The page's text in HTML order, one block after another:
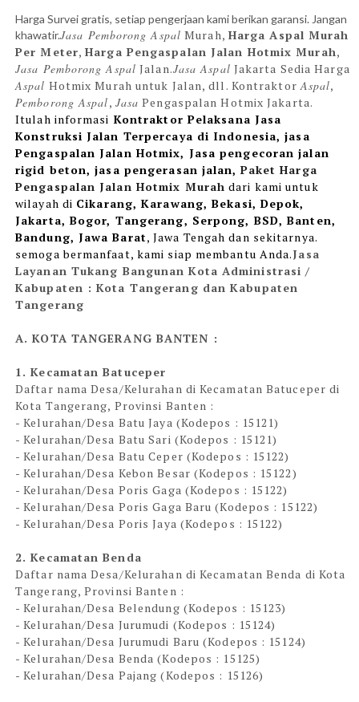
Harga Survei gratis, setiap pengerjaan kami berikan garansi. Jangan
khawatir.Jasa Pemborong Aspal Murah, Harga Aspal Murah
Per Meter,Harga Pengaspalan Jalan Hotmix Murah,
Jasa Pemborong Aspal Jalan.Jasa Aspal Jakarta Sedia Harga
Aspal Hotmix Murah untuk Jalan, dll. KontraktorAspal,
Pemborong Aspal, Jasa Pengaspalan Hotmix Jakarta.
Itulah informasi Kontraktor Pelaksana Jasa
Konstruksi Jalan Terpercaya di Indonesia, jasa
Pengaspalan Jalan Hotmix, Jasa pengecoran jalan
rigid beton, jasa pengerasan jalan, Paket Harga
Pengaspalan Jalan Hotmix Murah dari kami untuk
wilayah di Cikarang, Karawang, Bekasi, Depok,
Jakarta, Bogor, Tangerang, Serpong, BSD, Banten,
Bandung, Jawa Barat, Jawa Tengah dan sekitarnya.
semoga bermanfaat, kami siap membantu Anda.Jasa
Layanan Tukang Bangunan Kota Administrasi /
Kabupaten : Kota Tangerang dan Kabupaten
Tangerang
A. KOTA TANGERANG BANTEN :
1. Kecamatan Batuceper
Daftar nama Desa/Kelurahan di Kecamatan Batuceper di
Kota Tangerang, Provinsi Banten :
- Kelurahan/Desa Batu Jaya (Kodepos : 15121)
- Kelurahan/Desa Batu Sari (Kodepos : 15121)
- Kelurahan/Desa Batu Ceper (Kodepos : 15122)
- Kelurahan/Desa Kebon Besar (Kodepos : 15122)
- Kelurahan/Desa Poris Gaga (Kodepos : 15122)
- Kelurahan/Desa Poris Gaga Baru (Kodepos : 15122)
- Kelurahan/Desa Poris Jaya (Kodepos : 15122)
2. Kecamatan Benda
Daftar nama Desa/Kelurahan di Kecamatan Benda di Kota
Tangerang, Provinsi Banten :
- Kelurahan/Desa Belendung (Kodepos : 15123)
- Kelurahan/Desa Jurumudi (Kodepos : 15124)
- Kelurahan/Desa Jurumudi Baru (Kodepos : 15124)
- Kelurahan/Desa Benda (Kodepos : 15125)
- Kelurahan/Desa Pajang (Kodepos : 15126)